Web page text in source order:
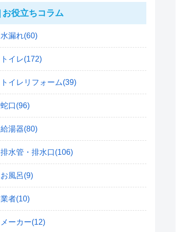
お役立ちコラム
水漏れ(60)
トイレ(172)
トイレリフォーム(39)
蛇口(96)
給湯器(80)
排水管・排水口(106)
お風呂(9)
業者(10)
メーカー(12)